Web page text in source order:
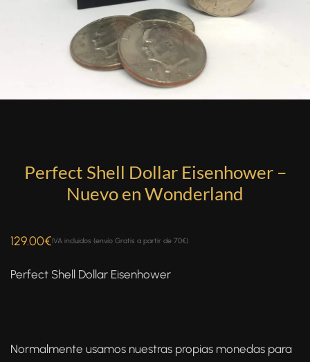
Perfect Shell Dollar Eisenhower –
Nuevo en Wonderland
129.00€IVA incluidos (envío Gratis a partir de 70€)
Perfect Shell Dollar Eisenhower
Normalmente usamos nuestras propias monedas para